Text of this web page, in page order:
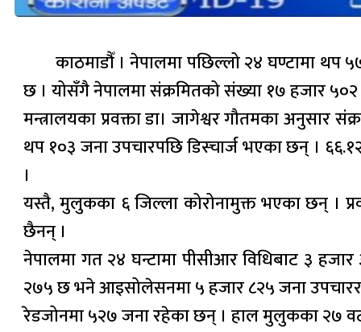
काठमाडौँ । नेपालमा पछिल्लो २४ घण्टामा थप
छ । योसँगै नेपालमा संक्रमितको संख्या १७ हजार
मन्त्रालयका प्रवक्ता डा। जागेश्वर गौतमका
थप १०३ जना उपचारपछि डिस्चार्ज भएका छन् ।
।
यस्तै, मुलुकका ६ जिल्ला कोरोनामुक्त भएका छन् ।
छैनन् ।
नेपालमा गत २४ घन्टामा पीसीआर विधिबाट ३
२७५ छ भने आइसोलेसनमा ५ हजार ८२५ जना
रेडजोनमा ५२७ जना रहेका छन् । हाल मुलुकका २७